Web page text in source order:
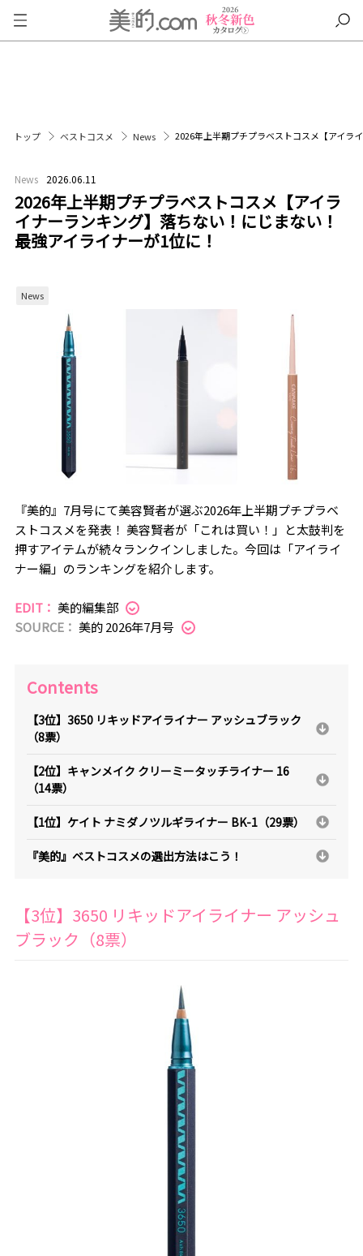
トップ ベストコスメ News 2026年上半期プチプラベストコスメ【アイラ
News 2026.06.11
2026年上半期プチプラベストコスメ【アイラ
イナーランキング】落ちない！にじまない！
最強アイライナーが1位に！
News
『美的』7月号にて美容賢者が選ぶ2026年上半期プチプラベ
ストコスメを発表！ 美容賢者が「これは買い！」と太鼓判を
押すアイテムが続々ランクインしました。今回は「アイライ
ナー編」のランキングを紹介します。
EDIT： 美的編集部
SOURCE： 美的 2026年7月号
Contents
【3位】3650 リキッドアイライナー アッシュブラック
（8票）
【2位】キャンメイク クリーミータッチライナー 16
（14票）
【1位】ケイト ナミダノツルギライナー BK-1（29票）
『美的』ベストコスメの選出方法はこう！
【3位】3650 リキッドアイライナー アッシュ
ブラック（8票）